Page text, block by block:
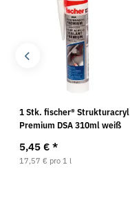
1 Stk. fischer® Strukturacryl
Premium DSA 310ml weiß
5,45 € *
17,57 € pro 1 l